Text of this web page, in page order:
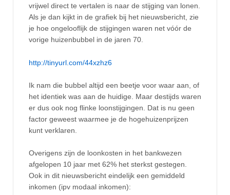
vrijwel direct te vertalen is naar de stijging van lonen.
Als je dan kijkt in de grafiek bij het nieuwsbericht, zie
je hoe ongelooflijk de stijgingen waren net vóór de
vorige huizenbubbel in de jaren 70.
http://tinyurl.com/44xzhz6
Ik nam die bubbel altijd een beetje voor waar aan, of
het identiek was aan de huidige. Maar destijds waren
er dus ook nog flinke loonstijgingen. Dat is nu geen
factor geweest waarmee je de hogehuizenprijzen
kunt verklaren.
Overigens zijn de loonkosten in het bankwezen
afgelopen 10 jaar met 62% het sterkst gestegen.
Ook in dit nieuwsbericht eindelijk een gemiddeld
inkomen (ipv modaal inkomen):